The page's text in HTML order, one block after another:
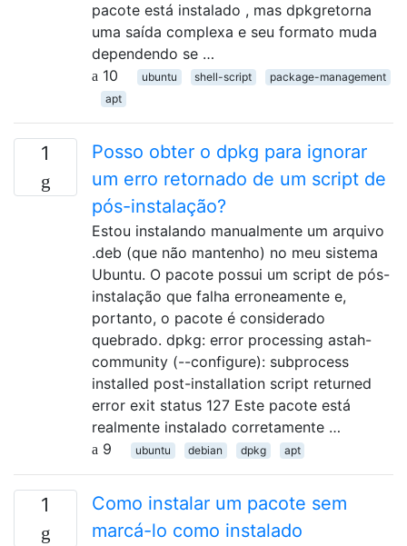
pacote está instalado , mas dpkgretorna
uma saída complexa e seu formato muda
dependendo se …
10
ubuntu shell-script
package-management
apt
1
Posso obter o dpkg para ignorar
um erro retornado de um script de
pós-instalação?
Estou instalando manualmente um arquivo
.deb (que não mantenho) no meu sistema
Ubuntu. O pacote possui um script de pós-
instalação que falha erroneamente e,
portanto, o pacote é considerado
quebrado. dpkg: error processing astah-
community (--configure): subprocess
installed post-installation script returned
error exit status 127 Este pacote está
realmente instalado corretamente …
9
ubuntu debian dpkg apt
1
Como instalar um pacote sem
marcá-lo como instalado